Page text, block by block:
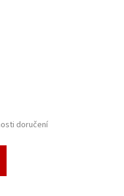
doručení